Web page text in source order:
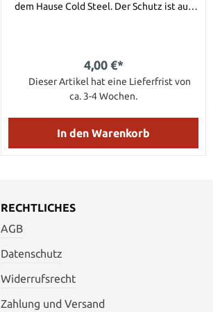
dem Hause Cold Steel. Der Schutz ist aus
4,00 €*
Dieser Artikel hat eine Lieferfrist von
ca. 3-4 Wochen.
In den Warenkorb
RECHTLICHES
AGB
Datenschutz
Widerrufsrecht
Zahlung und Versand